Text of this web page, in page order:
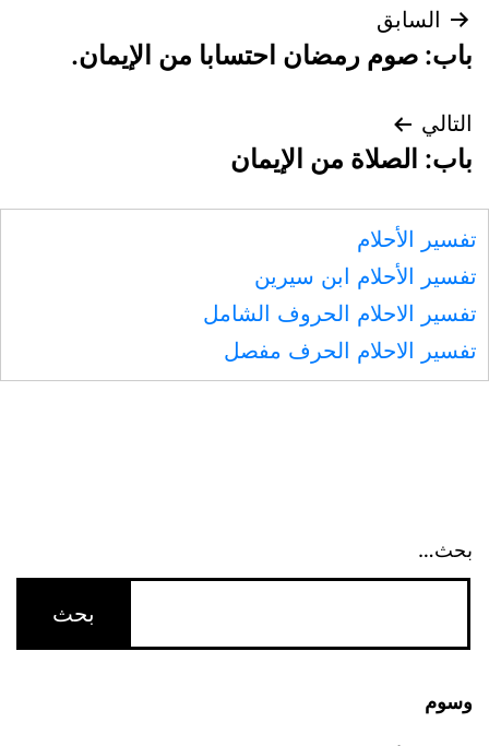
تصفّح
المقالات
السابق
باب: صوم رمضان احتسابا من الإيمان.
التالي
باب: الصلاة من الإيمان
تفسير الأحلام
تفسير الأحلام ابن سيرين
تفسير الاحلام الحروف الشامل
تفسير الاحلام الحرف مفصل
بحث…
وسوم